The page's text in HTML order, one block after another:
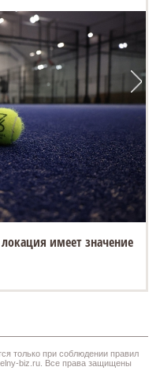
локация имеет значение
только при соблюдении правил
biz.ru. Все права защищены